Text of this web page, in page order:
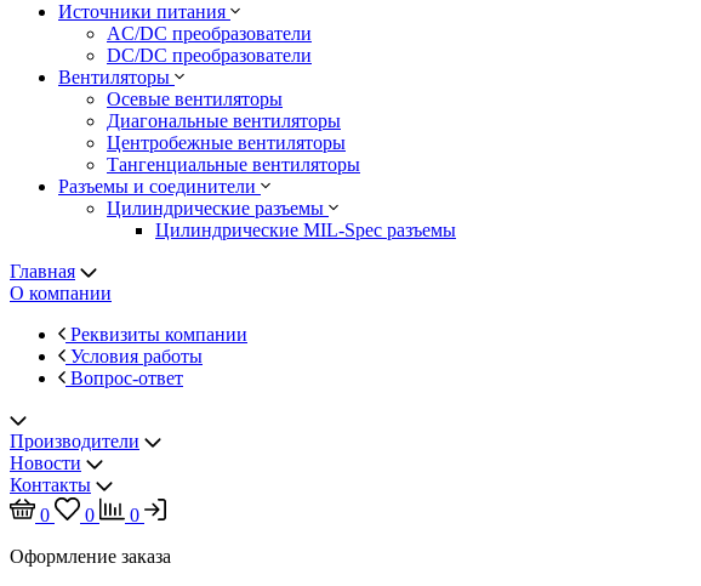
Источники питания
AC/DC преобразователи
DC/DC преобразователи
Вентиляторы
Осевые вентиляторы
Диагональные вентиляторы
Центробежные вентиляторы
Тангенциальные вентиляторы
Разъемы и соединители
Цилиндрические разъемы
Цилиндрические MIL-Spec разъемы
Главная
О компании
Реквизиты компании
Условия работы
Вопрос-ответ
Производители
Новости
Контакты
0
0
0
Оформление заказа